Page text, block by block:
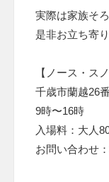
実際は家族そ
是非お立ち寄
【ノース・ス
千歳市蘭越26
9時〜16時
入場料：大人
お問い合わせ